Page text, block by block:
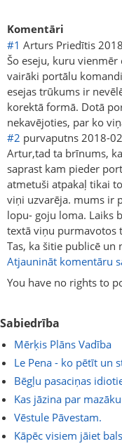
Komentāri
#1 Arturs Priedītis
Šo eseju, kuru
vairāki portālu
esejas trūkums ir
korektā formā. Dotā
nekavējoties, par ko
#2 purvaputns 2018-
Artur,tad ta brīnums,
saprast kam pieder
atmetuši atpakaļ tikai
viņi uzvarēja. mums ir
lopu- goju loma. Laiks
textā viņu purmavotos
Tas, ka šitie publicē un
Atjaunināt komentāru
You have no rights to
Sabiedrība
Mērķis Plāns Vadība
Le Pena - ko pētīt un
Bēgļu pasaciņas
Kas jāzina par
Vēstule Pāvestam.
Kāpēc visiem jāiet